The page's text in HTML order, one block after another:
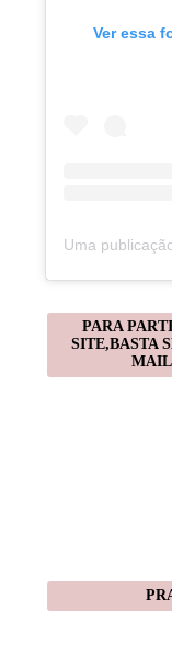
Ver essa
PARA
SITE,BASTA